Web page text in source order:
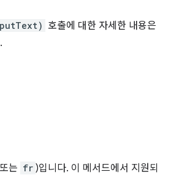
호출에 대한 자세한 내용은
또는 fr )입니다. 이 메서드에서 지원되